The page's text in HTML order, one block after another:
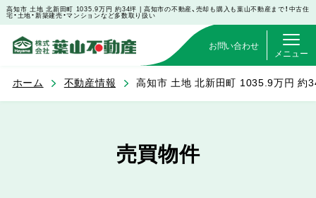
高知市 土地 北新田町 1035.9万円 約34坪 | 高知市の不動産、売却も購入も葉山不動産まで！中古住
宅・土地・新築建売・マンションなど多数取り扱い
お問い合わせ
メニュー
ホーム 不動産情報 高知市 土地 北新田町 1035.9万円 約
売買物件